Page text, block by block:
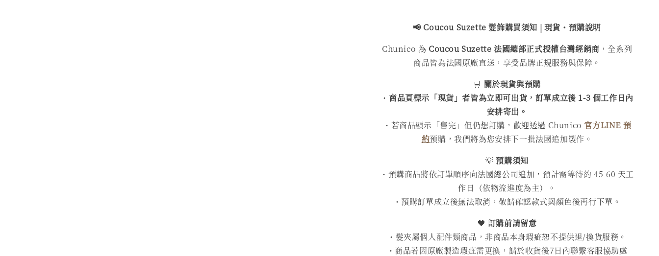
📢 Coucou Suzette 髮飾購買須知 | 現貨・預購說明
Chunico 為 Coucou Suzette 法國總部正式授權台灣經銷商 ，全系列
商品皆為法國原廠直送，享受品牌正規服務與保障。
🛒 關於現貨與預購
・ 商品頁標示「現貨」者皆為立即可出貨，訂單成立後 1-3 個工作日內
安排寄出。
・若商品顯示「售完」但仍想訂購，歡迎透過 Chunico 官方LINE 預
約預購，我們將為您安排下一批法國追加製作。
💡預購須知
・預購商品將依訂單順序向法國總公司追加，預計需等待約 45-60 天工
作日（依物流進度為主）。
・預購訂單成立後無法取消，敬請確認款式與顏色後再行下單。
🖤 訂購前請留意
・髮夾屬個人配件類商品，非商品本身瑕疵恕不提供退/換貨服務。
・商品若因原廠製造瑕疵需更換，請於收貨後7日內聯繫客服協助處